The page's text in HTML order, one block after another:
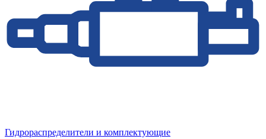
Гидрораспределители и комплектующие